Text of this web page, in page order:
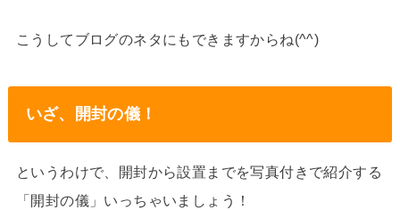
こうしてブログのネタにもできますからね(^^)
いざ、開封の儀！
というわけで、開封から設置までを写真付きで紹介する
「開封の儀」いっちゃいましょう！